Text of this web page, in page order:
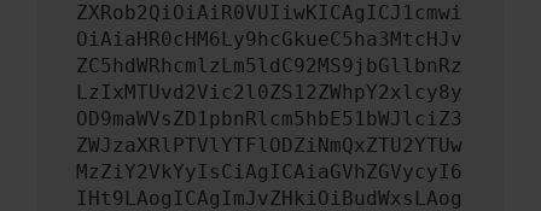
ZXRob2QiOiAiR0VUIiwKICAgICJ1cmwi
OiAiaHR0cHM6Ly9hcGkueC5ha3MtcHJv
ZC5hdWRhcmlzLm5ldC92MS9jbGllbnRz
LzIxMTUvd2Vic2l0ZS12ZWhpY2xlcy8y
OD9maWVsZD1pbnRlcm5hbE51bWJlciZ3
ZWJzaXRlPTVlYTFlODZiNmQxZTU2YTUw
MzZiY2VkYyIsCiAgICAiaGVhZGVycyI6
IHt9LAogICAgImJvZHkiOiBudWxsLAog